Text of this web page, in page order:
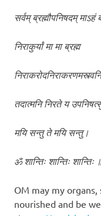
सर्वम् ब्रह्मौपनिषदम् माऽहं
निराकुर्यां मा मा ब्रह्म
तदात्मनि निरते य
मयि सन्तु ते मयि सन्तु।
ॐ शान्तिः शान्तिः शान्तिः
OM may my organs,
nourished and be